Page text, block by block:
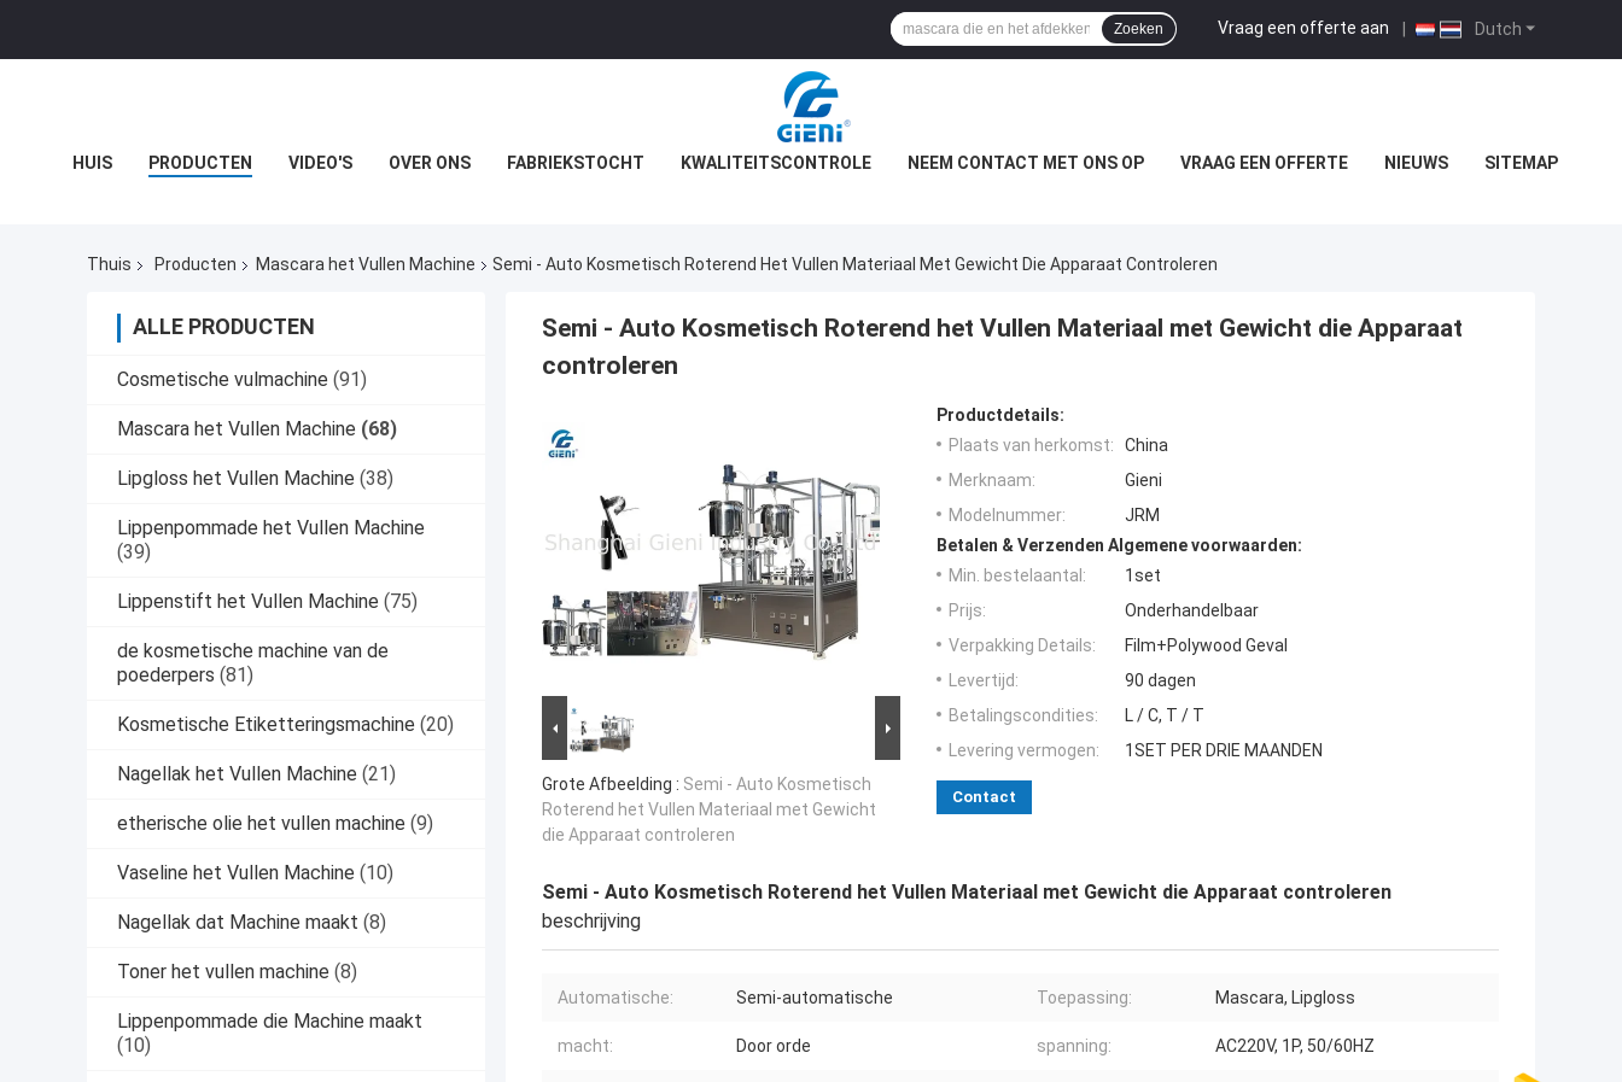
Dutch
Vraag een offerte aan |
Zoeken
HUIS PRODUCTEN VIDEO'S OVER ONS FABRIEKSTOCHT KWALITEITSCONTROLE NEEM CONTACT MET ONS OP VRAAG EEN OFFERTE NIEUWS SITEMAP
Thuis Producten Mascara het Vullen Machine Semi - Auto Kosmetisch Roterend Het Vullen Materiaal Met Gewicht Die Apparaat Controleren
ALLE PRODUCTEN
Cosmetische vulmachine (91)
Mascara het Vullen Machine (68)
Lipgloss het Vullen Machine (38)
Lippenpommade het Vullen Machine
(39)
Lippenstift het Vullen Machine (75)
de kosmetische machine van de
poederpers (81)
Kosmetische Etiketteringsmachine (20)
Nagellak het Vullen Machine (21)
etherische olie het vullen machine (9)
Vaseline het Vullen Machine (10)
Nagellak dat Machine maakt (8)
Toner het vullen machine (8)
Lippenpommade die Machine maakt
(10)
Semi - Auto Kosmetisch Roterend het Vullen Materiaal met Gewicht die Apparaat
controleren
Grote Afbeelding : Semi - Auto Kosmetisch
Roterend het Vullen Materiaal met Gewicht
die Apparaat controleren
Productdetails:
Plaats van herkomst:
China
Merknaam:
Gieni
Modelnummer:
JRM
Betalen & Verzenden Algemene voorwaarden:
Min. bestelaantal:
1set
Prijs:
Onderhandelbaar
Verpakking Details:
Film+Polywood Geval
Levertijd:
90 dagen
Betalingscondities:
L / C, T / T
Levering vermogen:
1SET PER DRIE MAANDEN
Contact
Semi - Auto Kosmetisch Roterend het Vullen Materiaal met Gewicht die Apparaat controleren
beschrijving
Automatische: Semi-automatische Toepassing: Mascara, Lipgloss
macht: Door orde spanning: AC220V, 1P, 50/60HZ